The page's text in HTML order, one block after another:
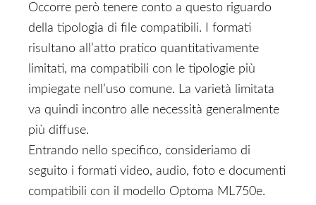
Occorre però tenere conto a questo riguardo
della tipologia di file compatibili. I formati
risultano all’atto pratico quantitativamente
limitati, ma compatibili con le tipologie più
impiegate nell’uso comune. La varietà limitata
va quindi incontro alle necessità generalmente
più diffuse.
Entrando nello specifico, consideriamo di
seguito i formati video, audio, foto e documenti
compatibili con il modello Optoma ML750e.